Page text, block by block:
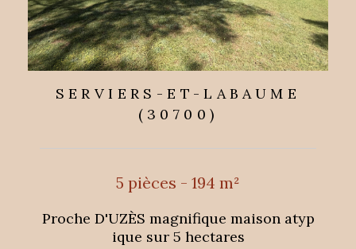
SERVIERS-ET-LABAUME
(30700)
5 pièces - 194 m²
Proche D'UZÈS magnifique maison atyp
ique sur 5 hectares